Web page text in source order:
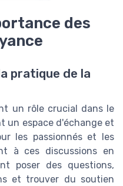
des
pratique de la
un rôle crucial dans le
un espace d'échange et
les passionnés et les
à ces discussions en
poser des questions,
et trouver du soutien